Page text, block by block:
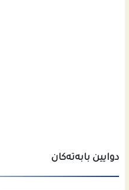
دوایین بابەتەکان